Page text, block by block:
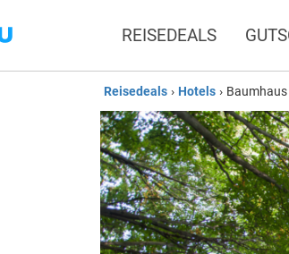
REISEDEALS
Reisedeals › Hotels ›